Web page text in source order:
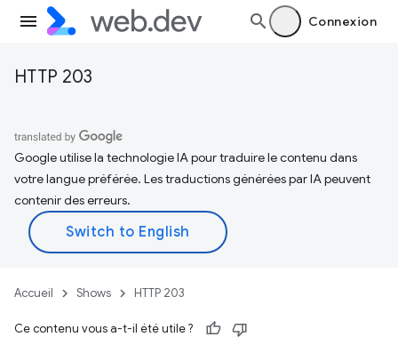
Connexion
HTTP 203
Google utilise la technologie IA pour traduire le contenu dans
votre langue préférée. Les traductions générées par IA peuvent
contenir des erreurs.
Accueil Shows HTTP 203
Ce contenu vous a-t-il été utile ?